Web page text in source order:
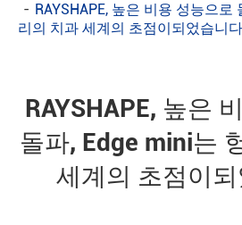
RAYSHAPE, 높은 비용 성능으로
리의 치과 세계의 초점이되었습니
RAYSHAPE, 높은
돌파, Edge mini는
세계의 초점이